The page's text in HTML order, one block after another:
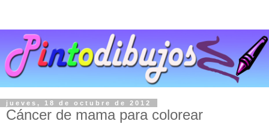
jueves, 18 de octubre de 2012
Cáncer de mama para colorear